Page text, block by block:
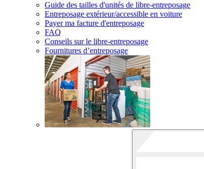
Guide des tailles d'unités de libre-entreposage
Entreposage extérieur/accessible en voiture
Payer ma facture d'entreposage
FAQ
Conseils sur le libre-entreposage
Fournitures d’entreposage